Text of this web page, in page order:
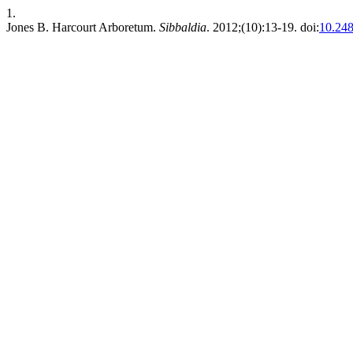
1.
Jones B. Harcourt Arboretum. Sibbaldia. 2012;(10):13-19. doi: